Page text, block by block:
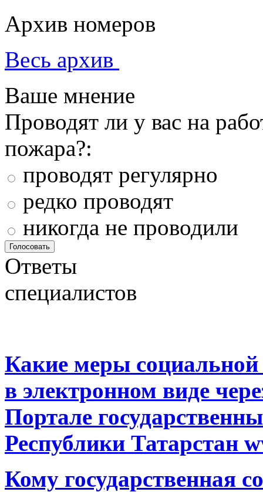
Архив номеров
Весь архив
Ваше мнение
Проводят ли у вас на
пожара?:
проводят регулярно
редко проводят
никогда не проводили
Ответы
специалистов
Какие меры
в электронном виде
Портале
Республики Татарстан
Кому государственная